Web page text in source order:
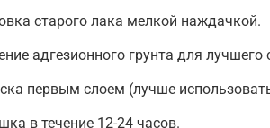
старого лака мелкой наждачкой.
адгезионного грунта для лучшего
первым слоем (лучше
в течение 12-24 часов.